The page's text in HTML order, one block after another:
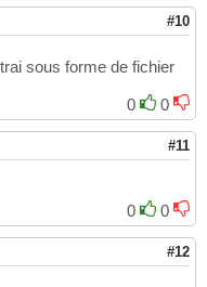
#10
sous forme de fichier
0
0
#11
0
0
#12